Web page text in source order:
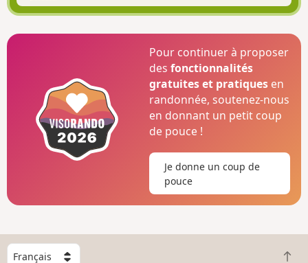
Pour continuer à proposer
desfonctionnalités
gratuites et pratiques en
randonnée, soutenez-nous
en donnant un petit coup
de pouce !
Je donne un coup de
pouce
C